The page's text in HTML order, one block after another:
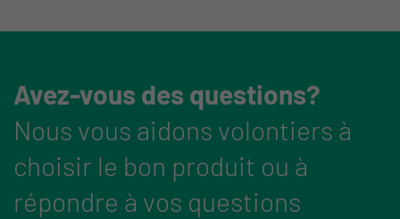
Avez-vous des questions?
Nous vous aidons volontiers à
choisir le bon produit ou à
répondre à vos questions